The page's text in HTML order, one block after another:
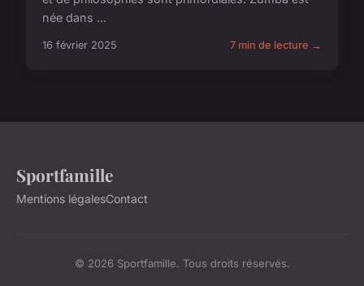
née dans ...
16 février 2025 7 min de lecture →
Sportfamille
Mentions légalesContact
© 2026 Sportfamille. Tous droits réservés.